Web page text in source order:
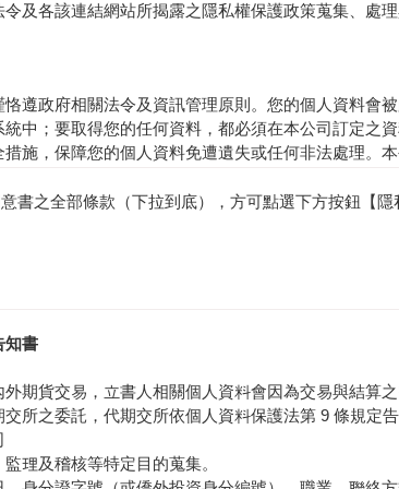
及各該連結網站所揭露之隱私權保護政策蒐集、處
遵政府相關法令及資訊管理原則。您的個人資料會
中；要取得您的任何資料，都必須在本公司訂定之
施，保障您的個人資料免遭遺失或任何非法處理。
而本公司得酌收必要成本費用。
明。
勿將任何個人資料提供第三人。在您使用完本公司
，切記要關閉瀏覽器視窗，以防止他人讀取您的個
術之進步及法令規定之變更，將不定時修訂與公布
書之全部條款（下拉到底），方可點選下方按鈕【隱
知書
期貨交易，立書人相關個人資料會因為交易與結算
所之委託，代期交所依個人資料保護法第 9 條規定
理及稽核等特定目的蒐集。